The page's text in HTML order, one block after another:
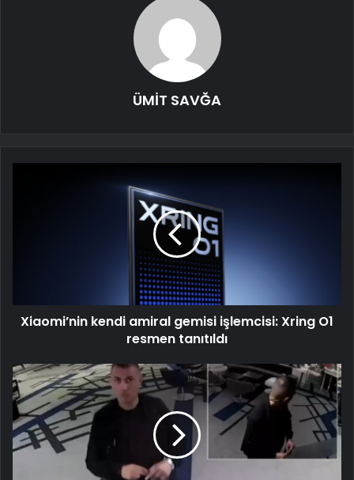
ÜMİT SAVĞA
Xiaomi’nin kendi amiral gemisi işlemcisi: Xring O1
resmen tanıtıldı